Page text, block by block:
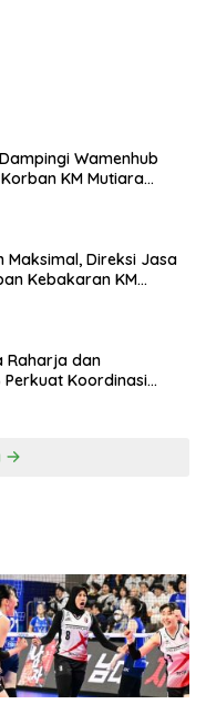
Wamenhub
KM Mutiara
Maksimal, Direksi Jasa
Kebakaran KM
Raharja dan
Perkuat Koordinasi